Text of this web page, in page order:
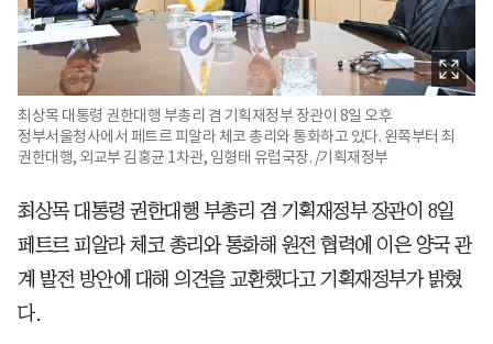
최상목 대통령 권한대행 부총리 겸 기획재정부 장관이 8일 오후
정부서울청사에서 페트르 피알라 체코 총리와 통화하고 있다. 왼쪽부터 최
권한대행, 외교부 김홍균 1차관, 임형태 유럽국장. /기획재정부
최상목 대통령 권한대행 부총리 겸 기획재정부 장관이 8일
페트르 피알라 체코 총리와 통화해 원전 협력에 이은 양국 관
계 발전 방안에 대해 의견을 교환했다고 기획재정부가 밝혔
다.